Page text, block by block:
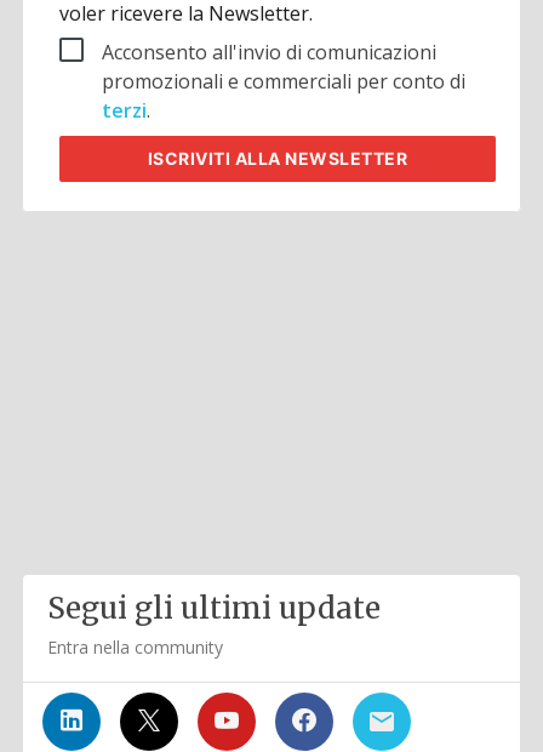
voler ricevere la Newsletter.
Acconsento all'invio di comunicazioni
promozionali e commerciali per conto di
terzi.
ISCRIVITI ALLA NEWSLETTER
Segui gli ultimi update
Entra nella community